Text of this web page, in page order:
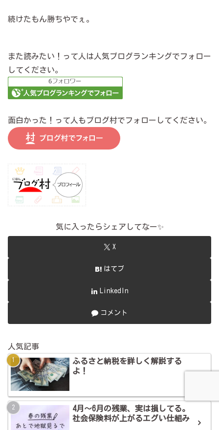
続けたもん勝ちやでぇ。
また読みたい！って人は人気ブログランキングでフォロー
してください。
面白かった！って人もブログ村でフォローしてください。
気に入ったらシェアしてなー✨
X
はてブ
LinkedIn
コメント
人気記事
ふるさと納税を詳しく解説する
よ！
4月～6月の残業、実は損してる。
社会保険料が上がるエグい仕組み